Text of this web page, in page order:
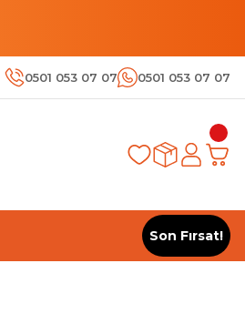
0501 053 07 07 0501 053 07 07
Son Fırsat!